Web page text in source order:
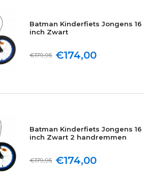
Batman Kinderfiets Jongens 16
inch Zwart
€174,00
€179,95
Batman Kinderfiets Jongens 16
inch Zwart 2 handremmen
€174,00
€179,95